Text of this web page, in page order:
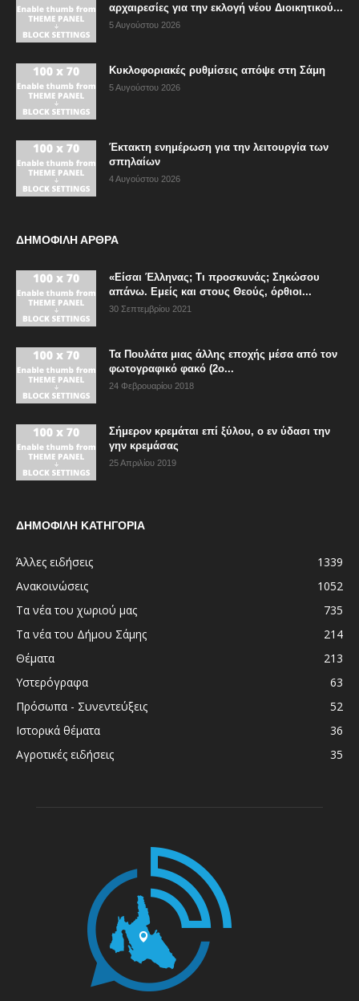
αρχαιρεσίες για την εκλογή νέου Διοικητικού...
5 Αυγούστου 2026
Κυκλοφοριακές ρυθμίσεις απόψε στη Σάμη
5 Αυγούστου 2026
Έκτακτη ενημέρωση για την λειτουργία των
σπηλαίων
4 Αυγούστου 2026
ΔΗΜΟΦΙΛΗ ΑΡΘΡΑ
«Είσαι Έλληνας; Τι προσκυνάς; Σηκώσου
απάνω. Εμείς και στους Θεούς, όρθιοι...
30 Σεπτεμβρίου 2021
Τα Πουλάτα μιας άλλης εποχής μέσα από τον
φωτογραφικό φακό (2ο...
24 Φεβρουαρίου 2018
Σήμερον κρεμάται επί ξύλου, ο εν ύδασι την
γην κρεμάσας
25 Απριλίου 2019
ΔΗΜΟΦΙΛΗ ΚΑΤΗΓΟΡΙΑ
Άλλες ειδήσεις
1339
Ανακοινώσεις
1052
Τα νέα του χωριού μας
735
Τα νέα του Δήμου Σάμης
214
Θέματα
213
Υστερόγραφα
63
Πρόσωπα - Συνεντεύξεις
52
Ιστορικά θέματα
36
Αγροτικές ειδήσεις
35